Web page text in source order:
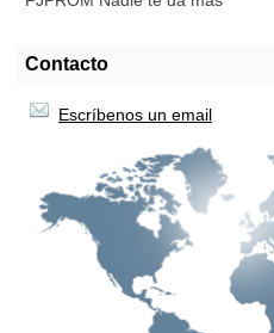
Contacto
Escríbenos un email